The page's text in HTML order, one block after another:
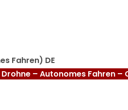
Fahren) DE
– Autonomes Fahren –